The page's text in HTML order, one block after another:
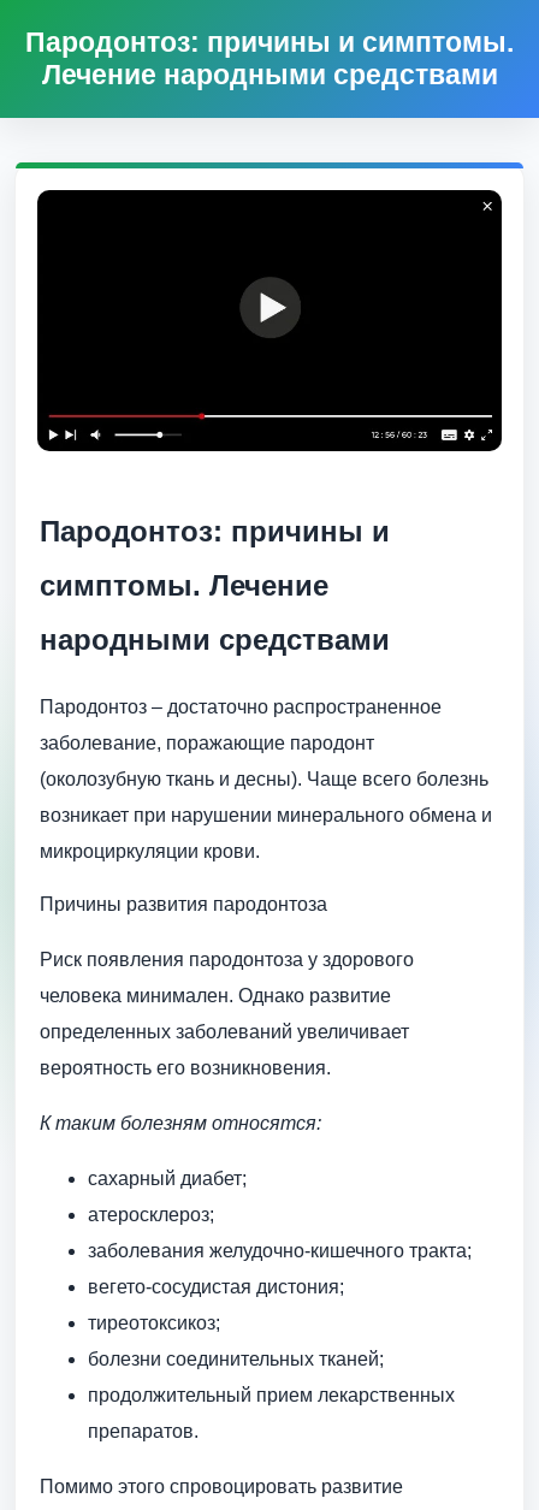
Пародонтоз: причины и симптомы.
Лечение народными средствами
Пародонтоз: причины и
симптомы. Лечение
народными средствами
Пародонтоз – достаточно распространенное
заболевание, поражающие пародонт
(околозубную ткань и десны). Чаще всего болезнь
возникает при нарушении минерального обмена и
микроциркуляции крови.
Причины развития пародонтоза
Риск появления пародонтоза у здорового
человека минимален. Однако развитие
определенных заболеваний увеличивает
вероятность его возникновения.
К таким болезням относятся:
сахарный диабет;
атеросклероз;
заболевания желудочно-кишечного тракта;
вегето-сосудистая дистония;
тиреотоксикоз;
болезни соединительных тканей;
продолжительный прием лекарственных
препаратов.
Помимо этого спровоцировать развитие